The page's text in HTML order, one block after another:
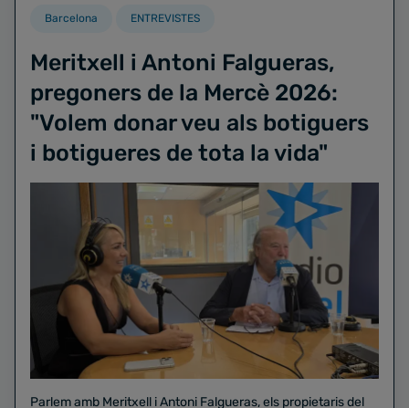
Barcelona ENTREVISTES
Meritxell i Antoni Falgueras,
pregoners de la Mercè 2026:
"Volem donar veu als botiguers
i botigueres de tota la vida"
Parlem amb Meritxell i Antoni Falgueras, els propietaris del